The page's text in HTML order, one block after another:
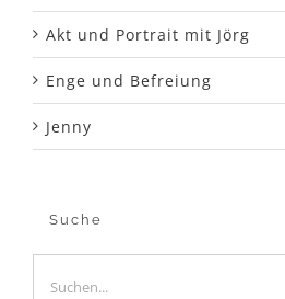
Akt und Portrait mit Jörg
Enge und Befreiung
Jenny
Suche
nach: